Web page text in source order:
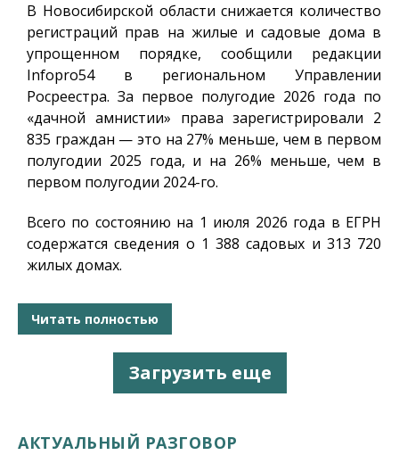
В Новосибирской области снижается количество
регистраций прав на жилые и садовые дома в
упрощенном порядке, сообщили редакции
Infopro54в региональном Управлении
Росреестра. За первое полугодие 2026 года по
«дачной амнистии» права зарегистрировали 2
835 граждан — это на 27% меньше, чем в первом
полугодии 2025 года, и на 26% меньше, чем в
первом полугодии 2024-го.
Всего по состоянию на 1 июля 2026 года в ЕГРН
содержатся сведения о 1 388 садовых и 313 720
жилых домах.
Читать полностью
Загрузить еще
АКТУАЛЬНЫЙ РАЗГОВОР